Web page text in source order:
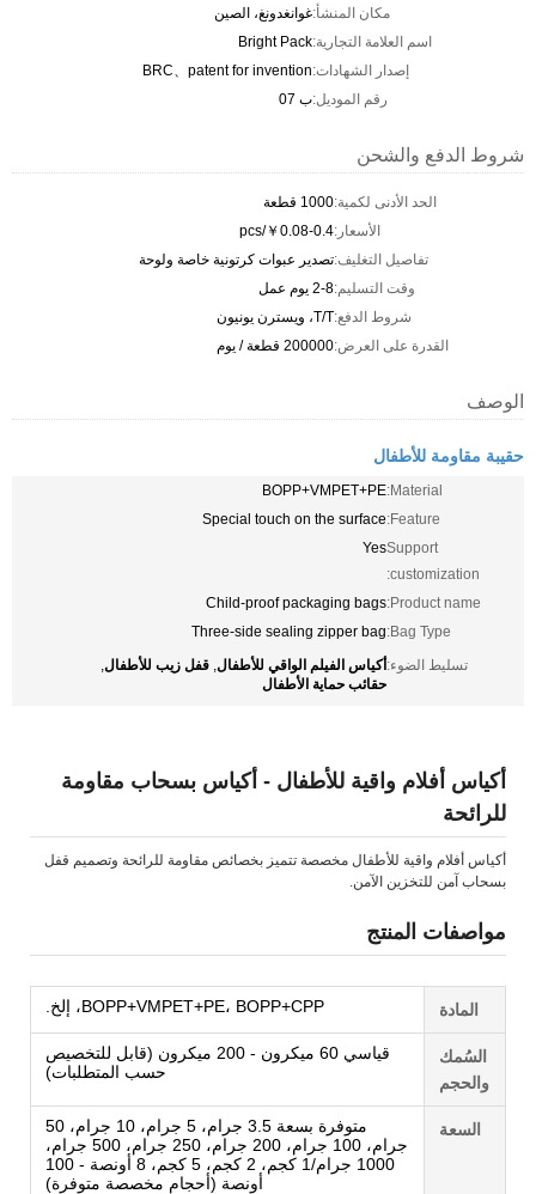
مكان المنشأ:غوانغدونغ، الصين
اسم العلامة التجارية:Bright Pack
إصدار الشهادات:BRC、patent for invention
رقم الموديل:ب 07
شروط الدفع والشحن
الحد الأدنى لكمية:1000 قطعة
الأسعار:￥0.08-0.4/pcs
تفاصيل التغليف:تصدير عبوات كرتونية خاصة ولوحة
وقت التسليم:2-8 يوم عمل
شروط الدفع:T/T، ويسترن يونيون
القدرة على العرض:200000 قطعة / يوم
الوصف
حقيبة مقاومة للأطفال
Material:
BOPP+VMPET+PE
Feature:
Special touch on the surface
Support
customization:
Yes
Product name:
Child-proof packaging bags
Bag Type:
Three-side sealing zipper bag
تسليط الضوء:أكياس الفيلم الواقي للأطفال, قفل زيب للأطفال,
حقائب حماية الأطفال
أكياس أفلام واقية للأطفال - أكياس بسحاب مقاومة
للرائحة
أكياس أفلام واقية للأطفال مخصصة تتميز بخصائص مقاومة للرائحة وتصميم قفل
بسحاب آمن للتخزين الآمن.
مواصفات المنتج
المادة BOPP+VMPET+PE، BOPP+CPP، إلخ.
السُمك
والحجم
قياسي 60 ميكرون - 200 ميكرون (قابل للتخصيص
حسب المتطلبات)
السعة
متوفرة بسعة 3.5 جرام، 5 جرام، 10 جرام، 50
جرام، 100 جرام، 200 جرام، 250 جرام، 500 جرام،
1000 جرام/1 كجم، 2 كجم، 5 كجم، 8 أونصة - 100
أونصة (أحجام مخصصة متوفرة)